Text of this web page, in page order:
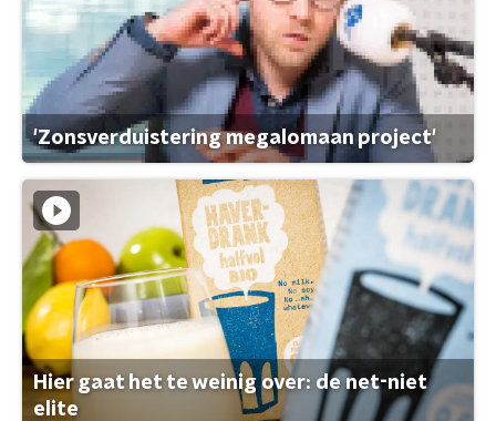
'Zonsverduistering megalomaan project'
Hier gaat het te weinig over: de net-niet
elite